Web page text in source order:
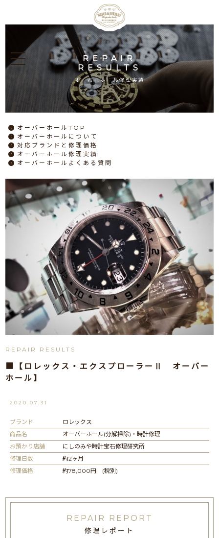
REPAIR
RESULTS
オーバーホール修理実績
オーバーホールTOP
オーバーホール について
対応ブランドと修理価格
オーバーホール修理実績
オーバーホール よくある質問
REPAIR RESULTS
■【ロレックス・エクスプローラーⅡ オーバー
ホール】
2020.07.31
ブランド
ロレックス
商品名
オーバーホール(分解掃除)・時計修理
お預かり店舗
にしのみや時計宝石修理研究所
修理日数
約2ヶ月
修理価格
約78,000円 (税別)
REPAIR REPORT
修理レポート